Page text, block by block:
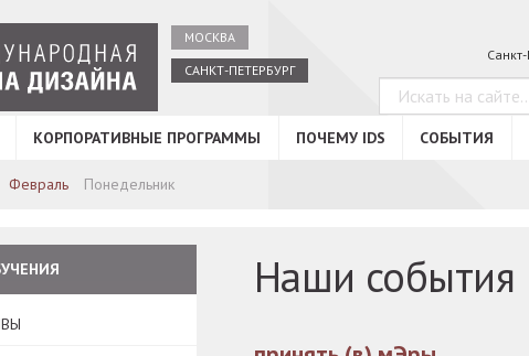
МОСКВА
САНКТ-ПЕТЕРБУРГ
КОРПОРАТИВНЫЕ ПРОГРАММЫ ПОЧЕМУ IDS СОБЫТИЯ
Февраль Понедельник
Наши события